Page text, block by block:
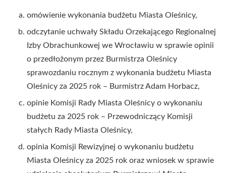
omówienie wykonania budżetu Miasta Oleśnicy,
odczytanie uchwały Składu Orzekającego Regionalnej
Izby Obrachunkowej we Wrocławiu w sprawie opinii
o przedłożonym przez Burmistrza Oleśnicy
sprawozdaniu rocznym z wykonania budżetu Miasta
Oleśnicy za 2025 rok – Burmistrz Adam Horbacz,
opinie Komisji Rady Miasta Oleśnicy o wykonaniu
budżetu za 2025 rok – Przewodniczący Komisji
stałych Rady Miasta Oleśnicy,
opinia Komisji Rewizyjnej o wykonaniu budżetu
Miasta Oleśnicy za 2025 rok oraz wniosek w sprawie